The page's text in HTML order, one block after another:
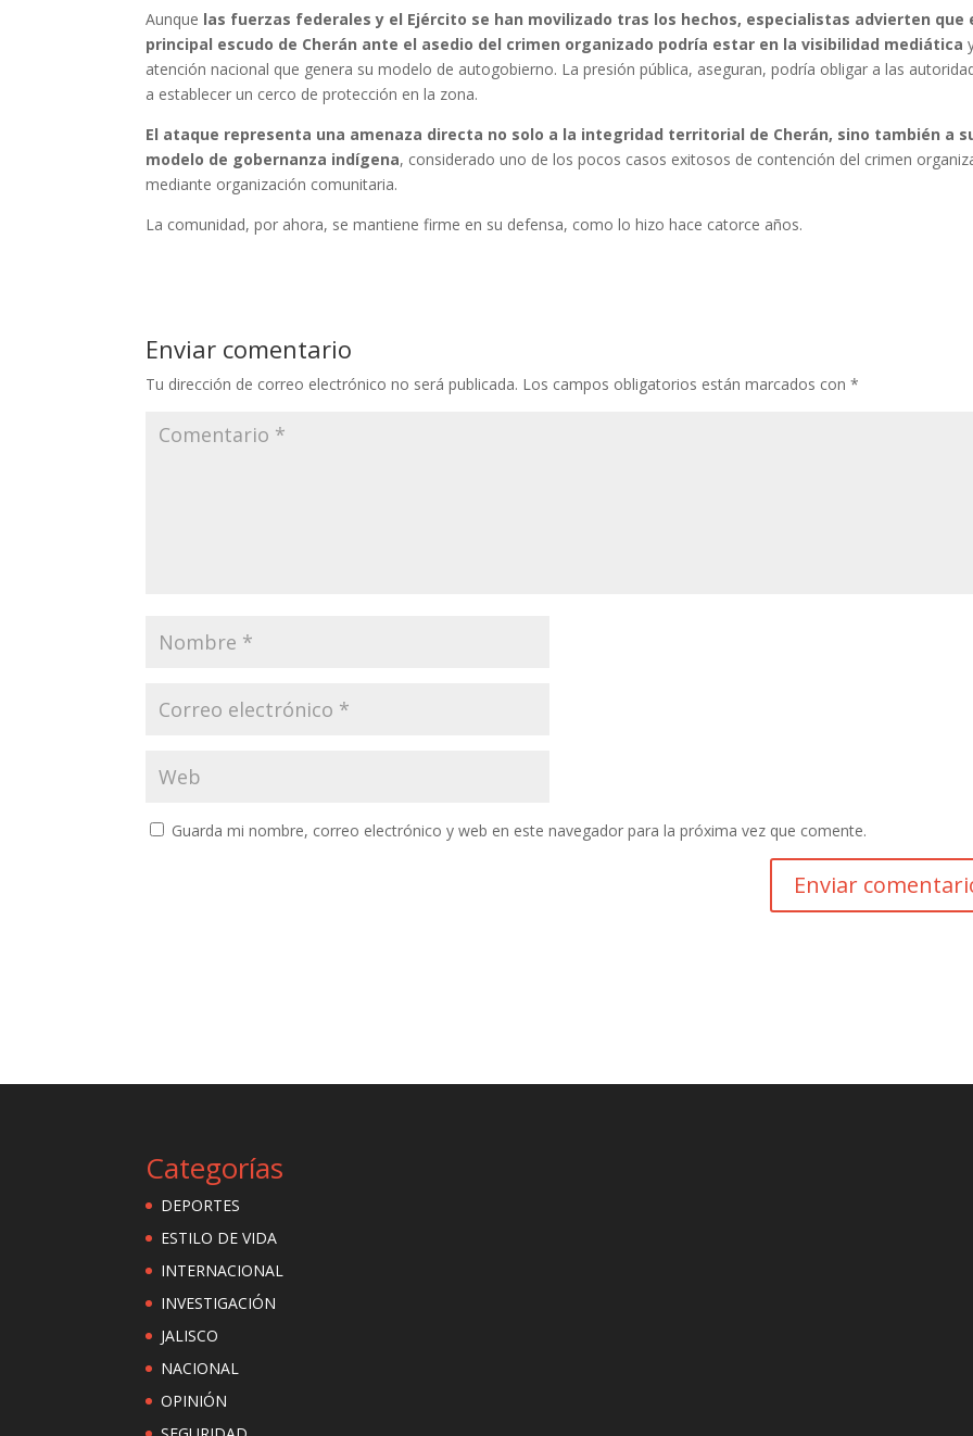
Aunque las fuerzas federales y el Ejército se han movilizado tras los hechos, especialistas advierten que
principal escudo de Cherán ante el asedio del crimen organizado podría estar en la visibilidad mediática
atención nacional que genera su modelo de autogobierno. La presión pública, aseguran, podría obligar a las
a establecer un cerco de protección en la zona.
El ataque representa una amenaza directa no solo a la integridad territorial de Cherán, sino también a
modelo de gobernanza indígena, considerado uno de los pocos casos exitosos de contención del crimen
mediante organización comunitaria.
La comunidad, por ahora, se mantiene firme en su defensa, como lo hizo hace catorce años.
Enviar comentario
Tu dirección de correo electrónico no será publicada. Los campos obligatorios están marcados con*
Guarda mi nombre, correo electrónico y web en este navegador para la próxima vez que comente.
Categorías
DEPORTES
ESTILO DE VIDA
INTERNACIONAL
INVESTIGACIÓN
JALISCO
NACIONAL
OPINIÓN